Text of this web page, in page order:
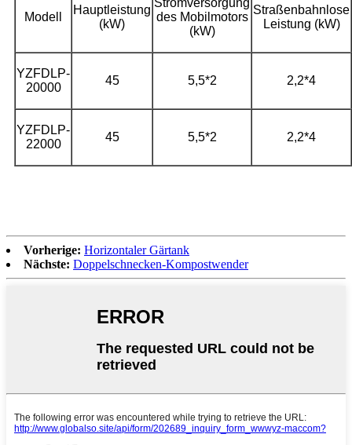
Modell
Hauptleistung
(kW)
Stromversorgung
des Mobilmotors
(kW)
Straßenbahnlose
Leistung (kW)
YZFDLP-
20000
45 5,5*2 2,2*4
YZFDLP-
22000
45 5,5*2 2,2*4
Vorherige: Horizontaler Gärtank
Nächste: Doppelschnecken-Kompostwender